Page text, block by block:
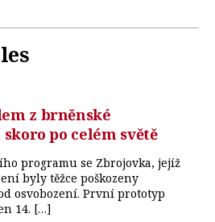
z brněnské
po celém světě
programu se Zbrojovka, jejíž
byly těžce poškozeny
osvobození. První prototyp
14. […]